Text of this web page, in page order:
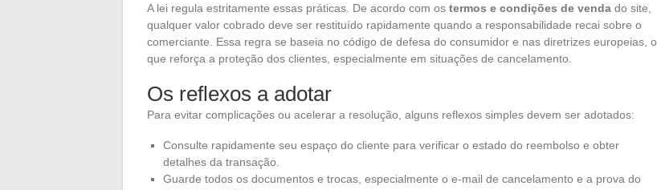
A lei regula estritamente essas práticas. De acordo com os termos e condições de venda do site,
qualquer valor cobrado deve ser restituído rapidamente quando a responsabilidade recai sobre o
comerciante. Essa regra se baseia no código de defesa do consumidor e nas diretrizes europeias, o
que reforça a proteção dos clientes, especialmente em situações de cancelamento.
Os reflexos a adotar
Para evitar complicações ou acelerar a resolução, alguns reflexos simples devem ser adotados:
Consulte rapidamente seu espaço do cliente para verificar o estado do reembolso e obter
detalhes da transação.
Guarde todos os documentos e trocas, especialmente o e-mail de cancelamento e a prova do